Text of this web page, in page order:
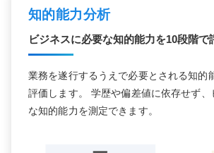
知的能力分析
ビジネスに必要な知的能力を10段階で
業務を遂行するうえで必要とされる知的
評価します。 学歴や偏差値に依存せず
な知的能力を測定できます。